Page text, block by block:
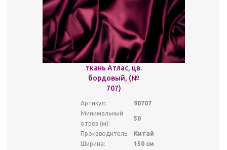
ткань Атлас, цв.
бордовый, (№
707)
Артикул:
90707
Минимальный
отрез (м):
50
Производитель:
Китай
Ширина:
150 см